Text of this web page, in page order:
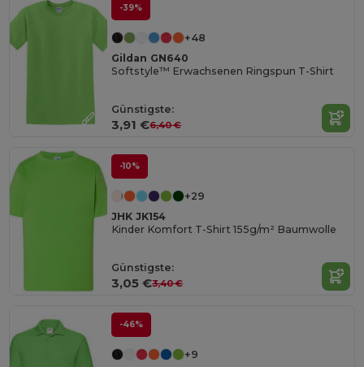
-39%
+48
Gildan GN640
Softstyle™ Erwachsenen Ringspun T-Shirt
Günstigste:
3,91 €6,40 €
-10%
+29
JHK JK154
Kinder Komfort T-Shirt 155g/m² Baumwolle
Günstigste:
3,05 €3,40 €
-46%
+9